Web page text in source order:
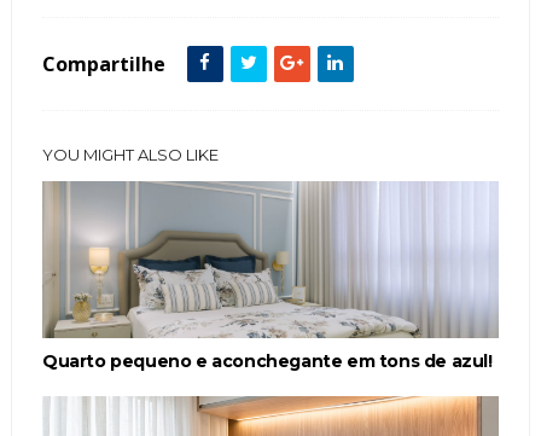
Compartilhe
YOU MIGHT ALSO LIKE
Quarto pequeno e aconchegante em tons de azul!